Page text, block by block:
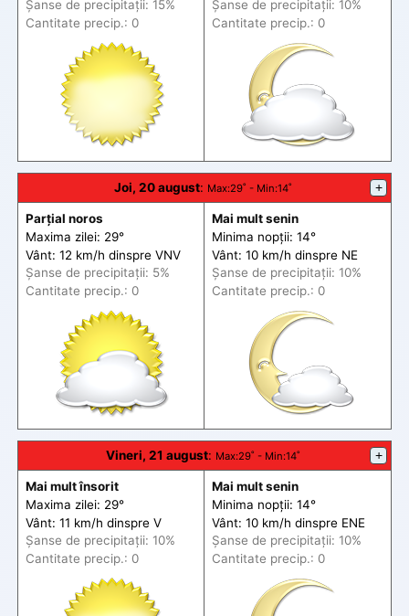
Șanse de precipitații: 15%
Cantitate precip.: 0
Șanse de precipitații: 10%
Cantitate precip.: 0
Joi, 20 august: Max:29˚ - Min:14˚ +
Parțial noros
Maxima zilei: 29°
Vânt: 12 km/h dinspre VNV
Șanse de precipitații: 5%
Cantitate precip.: 0
Mai mult senin
Minima nopții: 14°
Vânt: 10 km/h dinspre NE
Șanse de precipitații: 10%
Cantitate precip.: 0
Vineri, 21 august: Max:29˚ - Min:14˚ +
Mai mult însorit
Maxima zilei: 29°
Vânt: 11 km/h dinspre V
Șanse de precipitații: 10%
Cantitate precip.: 0
Mai mult senin
Minima nopții: 14°
Vânt: 10 km/h dinspre ENE
Șanse de precipitații: 10%
Cantitate precip.: 0